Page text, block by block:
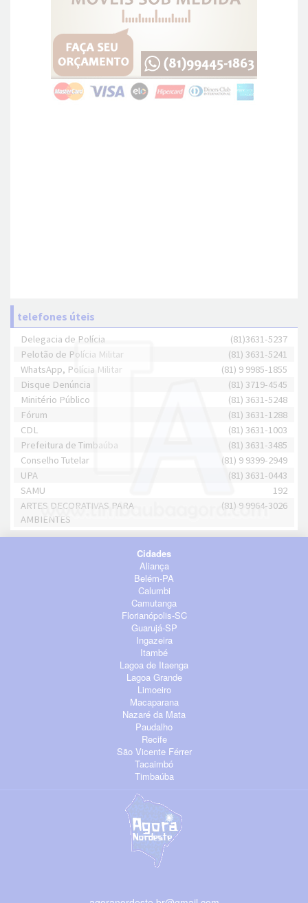
telefones úteis
Delegacia de Polícia
(81)3631-5237
Pelotão de Polícia Militar
(81) 3631-5241
WhatsApp, Polícia Militar
(81) 9 9985-1855
Disque Denúncia
(81) 3719-4545
Minitério Público
(81) 3631-5248
Fórum
(81) 3631-1288
CDL
(81) 3631-1003
Prefeitura de Timbaúba
(81) 3631-3485
Conselho Tutelar
(81) 9 9399-2949
UPA
(81) 3631-0443
SAMU
192
ARTES DECORATIVAS PARA
AMBIENTES
(81) 9 9964-3026
Cidades
Aliança
Belém-PA
Calumbi
Camutanga
Florianópolis-SC
Guarujá-SP
Ingazeira
Itambé
Lagoa de Itaenga
Lagoa Grande
Limoeiro
Macaparana
Nazaré da Mata
Paudalho
Recife
São Vicente Férrer
Tacaimbó
Timbaúba